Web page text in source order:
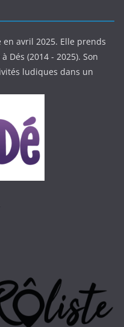
avril 2025. Elle prends
Dés (2014 - 2025). Son
ludiques dans un